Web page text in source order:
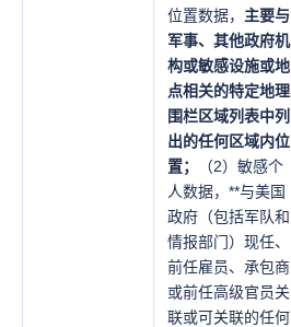
位置数据， 主要与
军事、其他政府机
构或敏感设施或地
点相关的特定地理
围栏区域列表中列
出的任何区域内位
置；
（2）敏感个
人数据，**与美国
政府（包括军队和
情报部门）现任、
前任雇员、承包商
或前任高级官员关
联或可关联的任何